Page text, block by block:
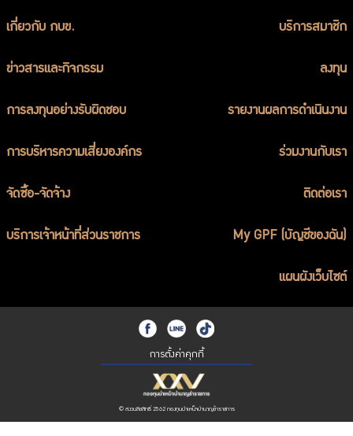
รายงานผลการดำเนินงาน
จัดซื้อจัดจ้าง
ร่วมงานกับเรา
ติดต่อเรา
ไทย | Eng
เกี่ยวกับ กบข. บริการสมาชิก
ข่าวสารและกิจกรรม ลงทุน
การลงทุนอย่างรับผิดชอบ รายงานผลการดำเนินงาน
การบริหารความเสี่ยงองค์กร ร่วมงานกับเรา
จัดซื้อ-จัดจ้าง ติดต่อเรา
บริการเจ้าหน้าที่ส่วนราชการ My GPF (บัญชีของฉัน)
แผนผังเว็บไซต์
การตั้งค่าคุกกี้
© สงวนลิขสิทธิ์ 2562 กองทุนบำเหน็จบำนาญข้าราชการ